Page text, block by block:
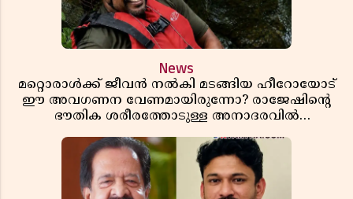
News
മറ്റൊരാൾക്ക് ജീവൻ നൽകി മടങ്ങിയ ഹീറോയോട്
ഈ അവഗണന വേണമായിരുന്നോ? രാജേഷിൻ്റെ
ഭൗതിക ശരീരത്തോടുള്ള അനാദരവിൽ